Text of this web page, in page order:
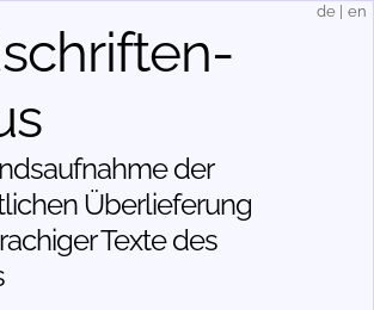
der
Über­lieferung
Texte des
de en